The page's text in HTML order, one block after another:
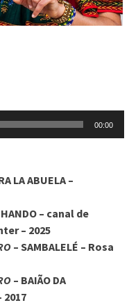
00:00
LA ABUELA –
– canal de
– 2025
– SAMBALELÉ – Rosa
– BAIÃO DA
2017